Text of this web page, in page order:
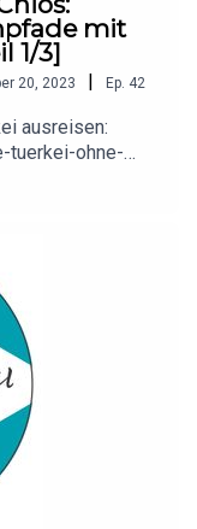
mit
1/3]
20, 2023 | Ep. 42
ausreisen:
tuerkei-ohne-
Reiseführer als
eBook:
Türkei:
über eine